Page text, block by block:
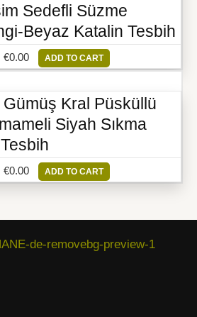
Sedefli Süzme
Beyaz Katalin Tesbih
€0.00 ADD TO CART
Kral Püsküllü
Siyah Sıkma
€0.00 ADD TO CART